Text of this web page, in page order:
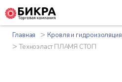
Главная >Кровля и гидроизоляция
>Техноэласт ПЛАМЯ СТОП